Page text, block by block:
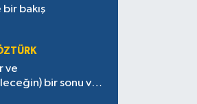
bakış
ve
bir sonu var